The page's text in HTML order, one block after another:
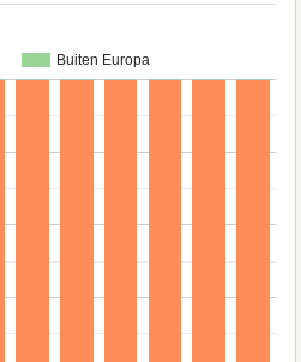
Buiten Europa